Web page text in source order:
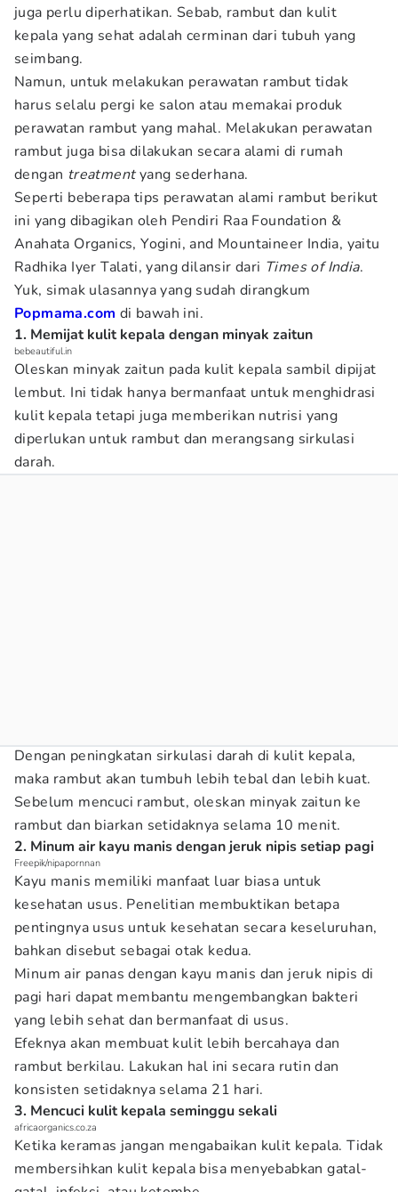
juga perlu diperhatikan. Sebab, rambut dan kulit
kepala yang sehat adalah cerminan dari tubuh yang
seimbang.
Namun, untuk melakukan perawatan rambut tidak
harus selalu pergi ke salon atau memakai produk
perawatan rambut yang mahal. Melakukan perawatan
rambut juga bisa dilakukan secara alami di rumah
dengan treatmentyang sederhana.
Seperti beberapa tips perawatan alami rambut berikut
ini yang dibagikan oleh Pendiri Raa Foundation &
Anahata Organics, Yogini, and Mountaineer India, yaitu
Radhika Iyer Talati, yang dilansir dari Times of India.
Yuk, simak ulasannya yang sudah dirangkum
Popmama.com di bawah ini.
1. Memijat kulit kepala dengan minyak zaitun
bebeautiful.in
Oleskan minyak zaitun pada kulit kepala sambil dipijat
lembut. Ini tidak hanya bermanfaat untuk menghidrasi
kulit kepala tetapi juga memberikan nutrisi yang
diperlukan untuk rambut dan merangsang sirkulasi
darah.
Dengan peningkatan sirkulasi darah di kulit kepala,
maka rambut akan tumbuh lebih tebal dan lebih kuat.
Sebelum mencuci rambut, oleskan minyak zaitun ke
rambut dan biarkan setidaknya selama 10 menit.
2. Minum air kayu manis dengan jeruk nipis setiap pagi
Freepik/nipapornnan
Kayu manis memiliki manfaat luar biasa untuk
kesehatan usus. Penelitian membuktikan betapa
pentingnya usus untuk kesehatan secara keseluruhan,
bahkan disebut sebagai otak kedua.
Minum air panas dengan kayu manis dan jeruk nipis di
pagi hari dapat membantu mengembangkan bakteri
yang lebih sehat dan bermanfaat di usus.
Efeknya akan membuat kulit lebih bercahaya dan
rambut berkilau. Lakukan hal ini secara rutin dan
konsisten setidaknya selama 21 hari.
3. Mencuci kulit kepala seminggu sekali
africaorganics.co.za
Ketika keramas jangan mengabaikan kulit kepala. Tidak
membersihkan kulit kepala bisa menyebabkan gatal-